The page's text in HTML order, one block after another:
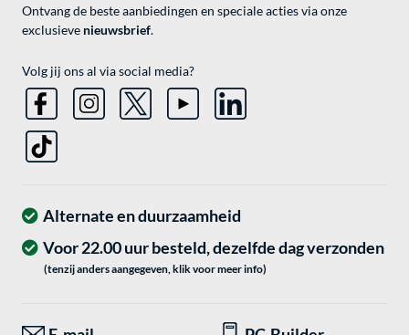
Ontvang de beste aanbiedingen en speciale acties via onze
exclusieve nieuwsbrief.
Volg jij ons al via social media?
Alternate en duurzaamheid
Voor 22.00 uur besteld, dezelfde dag verzonden
(tenzij anders aangegeven, klik voor meer info)